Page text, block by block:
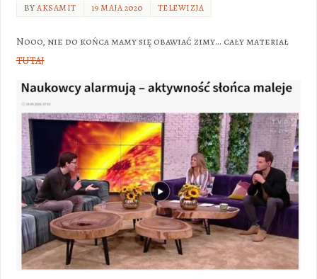
BYAKSAMIT 19 MAJA 2020 TELEWIZJA
Nooo, nie do końca mamy się obawiać zimy… cały materiał
TUTAJ